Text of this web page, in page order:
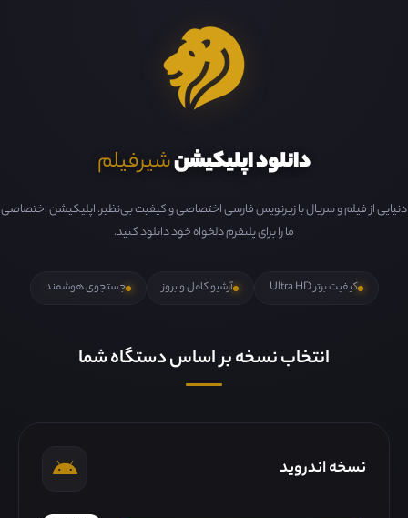
دانلود اپلیکیشنشیرفیلم
دنیایی از فیلم و سریال با زیرنویس فارسی اختصاصی و کیفیت بی‌نظیر. اپلیکیشن اختصاصی
ما را برای پلتفرم دلخواه خود دانلود کنید.
کیفیت برتر Ultra HD آرشیو کامل و بروز جستجوی هوشمند
انتخاب نسخه بر اساس دستگاه شما
نسخه اندروید